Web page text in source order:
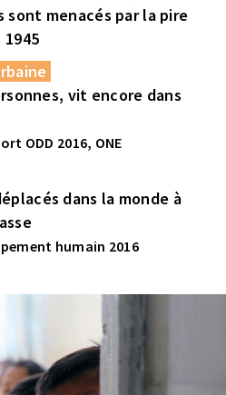
sont menacés par la pire
vit encore dans
ODD 2016, ONE
dans la monde à
humain 2016